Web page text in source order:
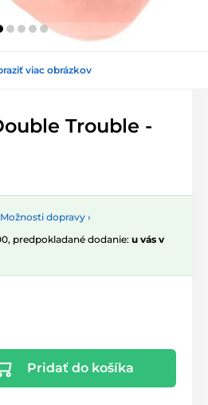
viac obrázkov
Trouble -
Možnosti dopravy ›
predpokladané dodanie: u vás v
Pridať do košíka